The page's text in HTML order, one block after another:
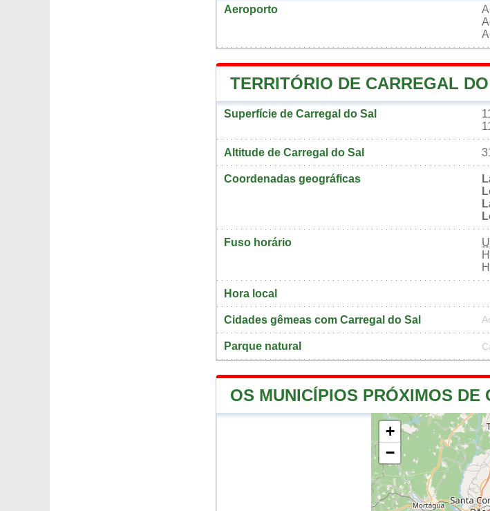
Aeroporto
TERRITÓRIO DE CARREGAL
Superfície de Carregal do Sal
Altitude de Carregal do Sal
Coordenadas geográficas
Fuso horário
Hora local
Cidades gêmeas com Carregal do Sal
Parque natural
OS MUNICÍPIOS PRÓXIMOS DE
+
−